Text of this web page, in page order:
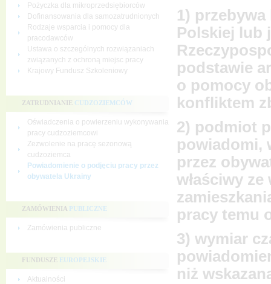
Pożyczka dla mikroprzedsiębiorców
Dofinansowania dla samozatrudnionych
Rodzaje wsparcia i pomocy dla
pracodawców
Ustawa o szczególnych rozwiązaniach
związanych z ochroną miejsc pracy
Krajowy Fundusz Szkoleniowy
ZATRUDNIANIE CUDZOZIEMCÓW
Oświadczenia o powierzeniu wykonywania
pracy cudzoziemcowi
Zezwolenie na pracę sezonową
cudzoziemca
Powiadomienie o podjęciu pracy przez
obywatela Ukrainy
ZAMÓWIENIA PUBLICZNE
Zamówienia publiczne
FUNDUSZE EUROPEJSKIE
Aktualności
1)
Polskiej lub
podstawie
o pomocy
konfliktem
2) podmiot
powiadomi,
przez
właściwy
pracy temu
3) wymiar
niż